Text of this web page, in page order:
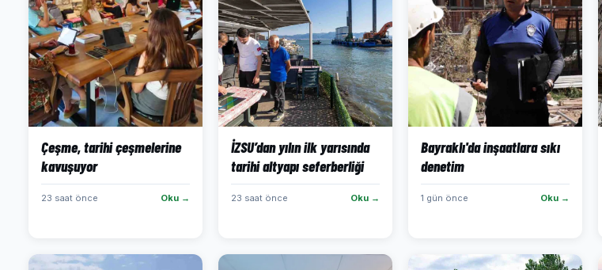
Çeşme, tarihi çeşmelerine
kavuşuyor
23 saat önce Oku →
İZSU’dan yılın ilk yarısında
tarihi altyapı seferberliği
23 saat önce Oku →
Bayraklı'da inşaatlara sıkı
denetim
1 gün önce Oku →